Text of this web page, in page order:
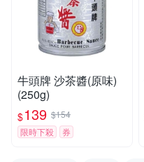
牛頭牌 沙茶醬(原味)
(250g)
$139 $154
限時下殺
券